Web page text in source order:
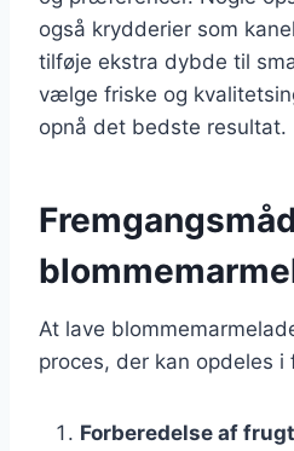
også krydderier som
tilføje ekstra dybde til
vælge friske og
opnå det bedste resultat.
At lave
proces, der kan opdeles i
Forberedelse af